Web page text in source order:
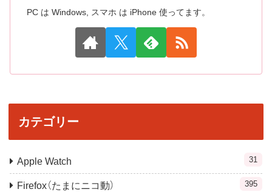
PC は Windows, スマホ は iPhone 使ってます。
カテゴリー
Apple Watch 31
Firefox（たまにニコ動） 395